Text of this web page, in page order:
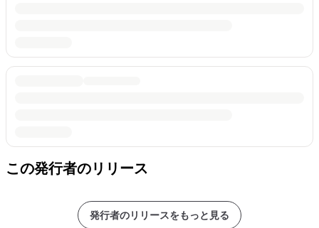
この発行者のリリース
発行者のリリースをもっと見る